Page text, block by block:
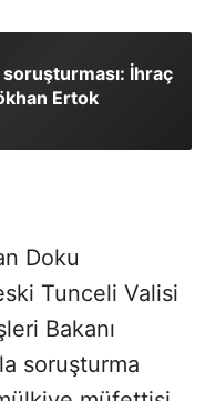
İhraç
Ertok
Doku
Tunceli Valisi
Bakanı
soruşturma